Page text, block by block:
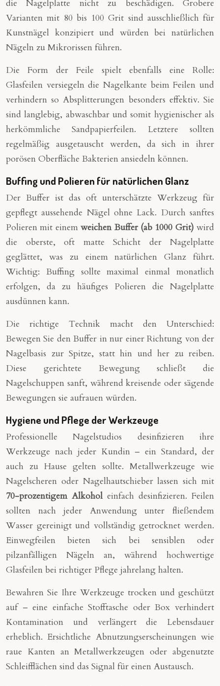
die Nagelplatte nicht zu beschädigen. Grobere
Varianten mit 80 bis 100 Grit sind ausschließlich für
Kunstnägel konzipiert und würden bei natürlichen
Nägeln zu Mikrorissen führen.
Die Form der Feile spielt ebenfalls eine Rolle:
Glasfeilen versiegeln die Nagelkante beim Feilen und
verhindern so Absplitterungen besonders effektiv. Sie
sind langlebig, abwaschbar und somit hygienischer als
herkömmliche Sandpapierfeilen. Letztere sollten
regelmäßig ausgetauscht werden, da sich in ihrer
porösen Oberfläche Bakterien ansiedeln können.
Buffing und Polieren für natürlichen Glanz
Der Buffer ist das oft unterschätzte Werkzeug für
gepflegt aussehende Nägel ohne Lack. Durch sanftes
Polieren mit einemweichen Buffer (ab 1000 Grit) wird
die oberste, oft matte Schicht der Nagelplatte
geglättet, was zu einem natürlichen Glanz führt.
Wichtig: Buffing sollte maximal einmal monatlich
erfolgen, da zu häufiges Polieren die Nagelplatte
ausdünnen kann.
Die richtige Technik macht den Unterschied:
Bewegen Sie den Buffer in nur einer Richtung von der
Nagelbasis zur Spitze, statt hin und her zu reiben.
Diese gerichtete Bewegung schließt die
Nagelschuppen sanft, während kreisende oder sägende
Bewegungen sie aufrauen würden.
Hygiene und Pflege der Werkzeuge
Professionelle Nagelstudios desinfizieren ihre
Werkzeuge nach jeder Kundin – ein Standard, der
auch zu Hause gelten sollte. Metallwerkzeuge wie
Nagelscheren oder Nagelhautschieber lassen sich mit
70-prozentigem Alkoholeinfach desinfizieren. Feilen
sollten nach jeder Anwendung unter fließendem
Wasser gereinigt und vollständig getrocknet werden.
Einwegfeilen bieten sich bei sensiblen oder
pilzanfälligen Nägeln an, während hochwertige
Glasfeilen bei richtiger Pflege jahrelang halten.
Bewahren Sie Ihre Werkzeuge trocken und geschützt
auf – eine einfache Stofftasche oder Box verhindert
Kontamination und verlängert die Lebensdauer
erheblich. Ersichtliche Abnutzungserscheinungen wie
raue Kanten an Metallwerkzeugen oder abgenutzte
Schleifflächen sind das Signal für einen Austausch.